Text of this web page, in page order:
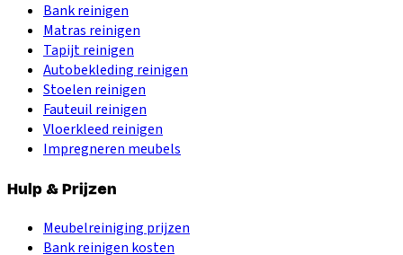
Bank reinigen
Matras reinigen
Tapijt reinigen
Autobekleding reinigen
Stoelen reinigen
Fauteuil reinigen
Vloerkleed reinigen
Impregneren meubels
Hulp & Prijzen
Meubelreiniging prijzen
Bank reinigen kosten